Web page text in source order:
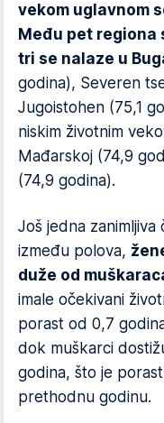
vekom uglavnom
Među pet regiona
tri se nalaze u
godina), Severen
Jugoistohen (75,1
niskim životnim
Mađarskoj (74,9
(74,9 godina).
Još jedna zanimljiva
između polova,
duže od
imale očekivani
porast od 0,7
dok muškarci
godina, što je
prethodnu godinu.